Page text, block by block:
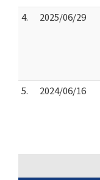
4.
2025/06/29
5.
2024/06/16